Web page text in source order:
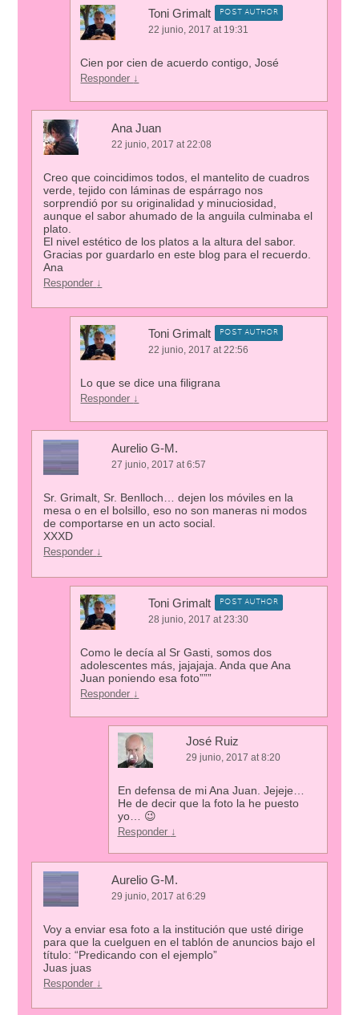
Toni Grimalt POST AUTHOR
22 junio, 2017 at 19:31
Cien por cien de acuerdo contigo, José
Responder ↓
Ana Juan
22 junio, 2017 at 22:08
Creo que coincidimos todos, el mantelito de cuadros
verde, tejido con láminas de espárrago nos
sorprendió por su originalidad y minuciosidad,
aunque el sabor ahumado de la anguila culminaba el
plato.
El nivel estético de los platos a la altura del sabor.
Gracias por guardarlo en este blog para el recuerdo.
Ana
Responder ↓
Toni Grimalt POST AUTHOR
22 junio, 2017 at 22:56
Lo que se dice una filigrana
Responder ↓
Aurelio G-M.
27 junio, 2017 at 6:57
Sr. Grimalt, Sr. Benlloch… dejen los móviles en la
mesa o en el bolsillo, eso no son maneras ni modos
de comportarse en un acto social.
XXXD
Responder ↓
Toni Grimalt POST AUTHOR
28 junio, 2017 at 23:30
Como le decía al Sr Gasti, somos dos
adolescentes más, jajajaja. Anda que Ana
Juan poniendo esa foto”””
Responder ↓
José Ruiz
29 junio, 2017 at 8:20
En defensa de mi Ana Juan. Jejeje…
He de decir que la foto la he puesto
yo… 😉
Responder ↓
Aurelio G-M.
29 junio, 2017 at 6:29
Voy a enviar esa foto a la institución que usté dirige
para que la cuelguen en el tablón de anuncios bajo el
título: “Predicando con el ejemplo”
Juas juas
Responder ↓